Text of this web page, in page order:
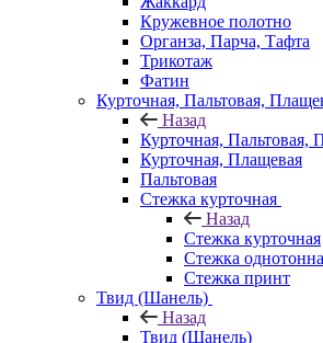
Кружевное полотно
Органза, Парча, Тафта
Трикотаж
Фатин
Курточная, Пальтовая,
Назад
Курточная, Пальтовая,
Курточная, Плащевая
Пальтовая
Стежка курточная
Назад
Стежка курточная
Стежка
Стежка принт
Твид (Шанель)
Назад
Твид (Шанель)